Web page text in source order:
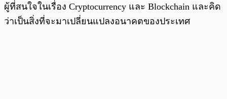
ผู้ที่สนใจในเรื่อง Cryptocurrency และ Blockchain และคิด
ว่าเป็นสิ่งที่จะมาเปลี่ยนแปลงอนาคตของประเทศ